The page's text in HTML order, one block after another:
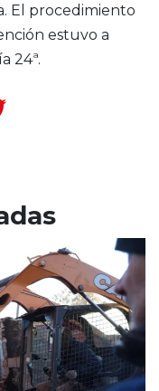
El procedimiento
estuvo a
24ª.